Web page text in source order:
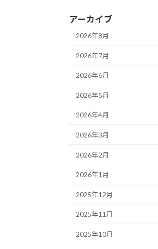
アーカイブ
2026年8月
2026年7月
2026年6月
2026年5月
2026年4月
2026年3月
2026年2月
2026年1月
2025年12月
2025年11月
2025年10月